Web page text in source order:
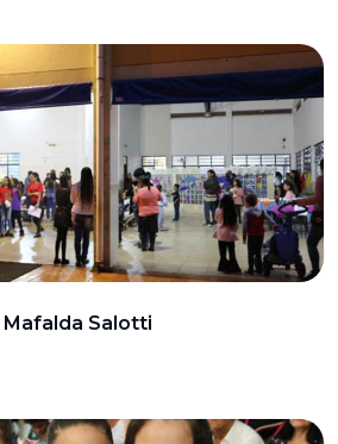
Salotti